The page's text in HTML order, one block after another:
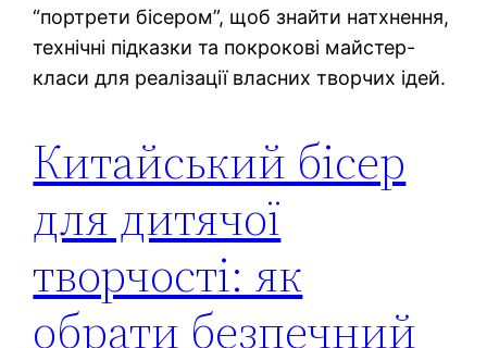
“портрети бісером”, щоб знайти натхнення,
технічні підказки та покрокові майстер-
класи для реалізації власних творчих ідей.
Китайський бісер
для дитячої
творчості: як
обрати безпечний